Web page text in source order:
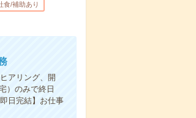
食/補助あり
アリング、開
）のみで終日
日完結】お仕事